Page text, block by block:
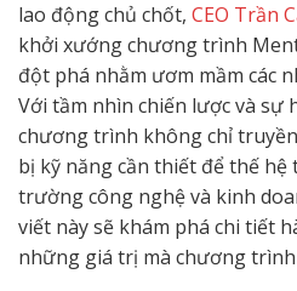
lao động chủ chốt, CEO Trần
khởi xướng chương trình
đột phá nhằm ươm mầm các
Với tầm nhìn chiến lược và sự
chương trình không chỉ
bị kỹ năng cần thiết để thế
trường công nghệ và kinh
viết này sẽ khám phá chi tiết
những giá trị mà chương trình